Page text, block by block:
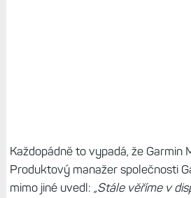
Každopádně to vypadá, že Garmin
Produktový manažer společnosti
mimo jiné uvedl: „Stále věříme v